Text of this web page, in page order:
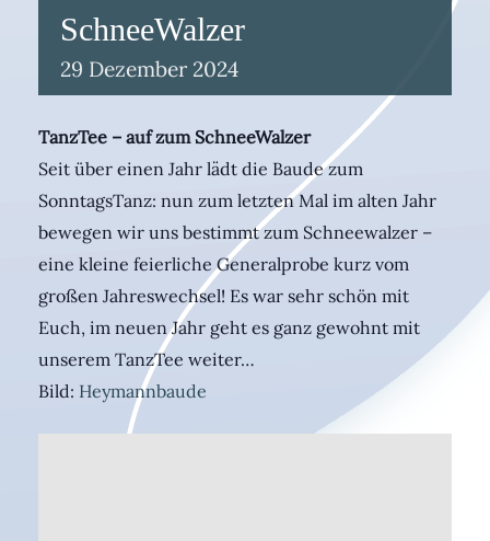
SchneeWalzer
29 Dezember 2024
TanzTee – auf zum SchneeWalzer
Seit über einen Jahr lädt die Baude zum
SonntagsTanz: nun zum letzten Mal im alten Jahr
bewegen wir uns bestimmt zum Schneewalzer –
eine kleine feierliche Generalprobe kurz vom
großen Jahreswechsel! Es war sehr schön mit
Euch, im neuen Jahr geht es ganz gewohnt mit
unserem TanzTee weiter…
Bild: Heymannbaude